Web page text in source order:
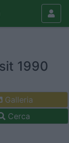
1990
Galleria
Cerca